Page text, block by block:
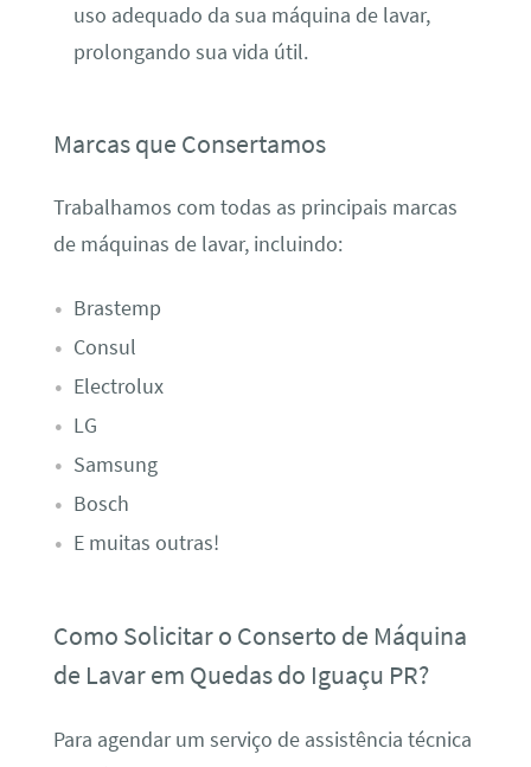
uso adequado da sua máquina de lavar,
prolongando sua vida útil.
Marcas que Consertamos
Trabalhamos com todas as principais marcas
de máquinas de lavar, incluindo:
Brastemp
Consul
Electrolux
LG
Samsung
Bosch
E muitas outras!
Como Solicitar o Conserto de Máquina
de Lavar em Quedas do Iguaçu PR?
Para agendar um serviço de assistência técnica